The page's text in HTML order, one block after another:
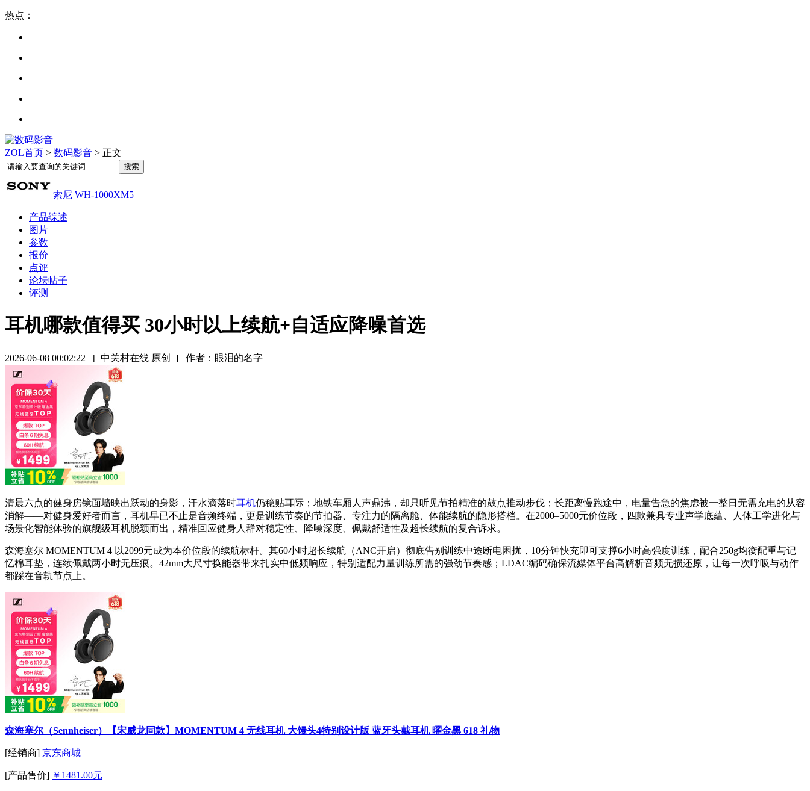
热点：
ZOL首页 > 数码影音 > 正文
索尼 WH-1000XM5
产品综述
图片
参数
报价
点评
论坛帖子
评测
耳机哪款值得买 30小时以上续航+自适应降噪首选
2026-06-08 00:02:22 [ 中关村在线 原创 ] 作者：眼泪的名字
清晨六点的健身房镜面墙映出跃动的身影，汗水滴落时耳机仍稳贴耳际；地铁车厢人声鼎沸，却只听见节拍精准的鼓点推动步伐；长距离慢跑途中，电量告急的焦虑被一整日无需充电的从容
消解——对健身爱好者而言，耳机早已不止是音频终端，更是训练节奏的节拍器、专注力的隔离舱、体能续航的隐形搭档。在2000–5000元价位段，四款兼具专业声学底蕴、人体工学进化与
场景化智能体验的旗舰级耳机脱颖而出，精准回应健身人群对稳定性、降噪深度、佩戴舒适性及超长续航的复合诉求。
森海塞尔 MOMENTUM 4 以2099元成为本价位段的续航标杆。其60小时超长续航（ANC开启）彻底告别训练中途断电困扰，10分钟快充即可支撑6小时高强度训练，配合250g均衡配重与记
忆棉耳垫，连续佩戴两小时无压痕。42mm大尺寸换能器带来扎实中低频响应，特别适配力量训练所需的强劲节奏感；LDAC编码确保流媒体平台高解析音频无损还原，让每一次呼吸与动作
都踩在音轨节点上。
森海塞尔（Sennheiser）【宋威龙同款】MOMENTUM 4 无线耳机 大馒头4特别设计版 蓝牙头戴耳机 曜金黑 618 礼物
[经销商] 京东商城
[产品售价] ￥1481.00元